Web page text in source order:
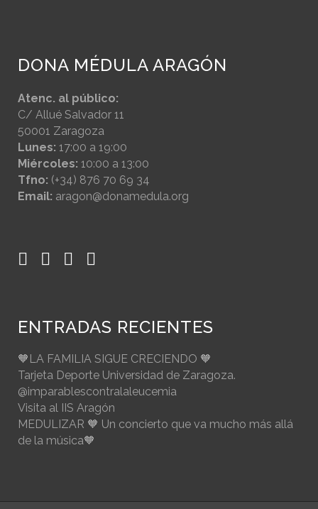
DONA MÉDULA ARAGÓN
Atenc. al público:
C/ Allué Salvador 11
50001 Zaragoza
Lunes: 17:00 a 19:00
Miércoles: 10:00 a 13:00
Tfno: (+34) 876 70 69 34
Email: aragon@donamedula.org
ENTRADAS RECIENTES
🧡LA FAMILIA SIGUE CRECIENDO 🧡
Tarjeta Deporte Universidad de Zaragoza.
@imparablescontralaleucemia
Visita al IIS Aragón
MEDULIZAR 🧡 Un concierto que va mucho más allá
de la música🧡